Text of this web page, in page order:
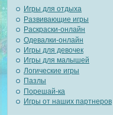
Игры для отдыха
Развивающие игры
Раскраски-онлайн
Одевалки-онлайн
Игры для девочек
Игры для малышей
Логические игры
Пазлы
Порешай-ка
Игры от наших партнеров